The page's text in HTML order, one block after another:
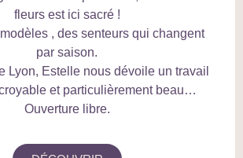
fleurs est ici sacré !
, des senteurs qui changent
par saison.
Lyon, Estelle nous dévoile un travail
et particulièrement beau…
Ouverture libre.